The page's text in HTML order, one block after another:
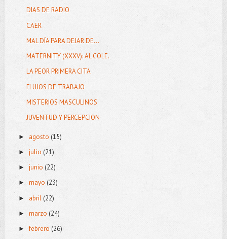
DIAS DE RADIO
CAER
MAL DÍA PARA DEJAR DE...
MATERNITY (XXXV): AL COLE.
LA PEOR PRIMERA CITA
FLUJOS DE TRABAJO
MISTERIOS MASCULINOS
JUVENTUD Y PERCEPCION
► agosto (15)
► julio (21)
► junio (22)
► mayo (23)
► abril(22)
► marzo (24)
►febrero (26)